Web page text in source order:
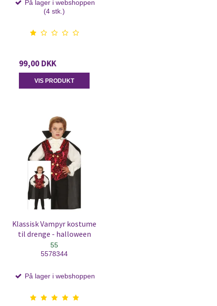
På lager i webshoppen
(4 stk.)
99,00 DKK
VIS PRODUKT
Klassisk Vampyr kostume
til drenge - halloween
55
5578344
På lager i webshoppen